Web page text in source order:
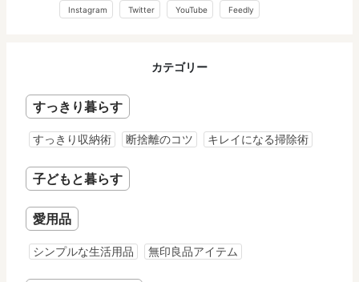
Instagram Twitter YouTube Feedly
カテゴリー
すっきり暮らす
すっきり収納術 断捨離のコツ キレイになる掃除術
子どもと暮らす
愛用品
シンプルな生活用品 無印良品アイテム